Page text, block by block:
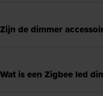
Zijn de dimmer
Wat is een Zigbee led